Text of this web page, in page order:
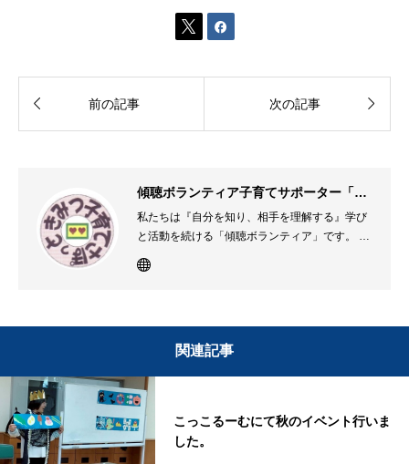
 
 前の記事 次の記事 
傾聴ボランティア子育てサポーター「さぽっと」
私たちは『自分を知り、相手を理解する』学び
と活動を続ける「傾聴ボランティア」です。 子
育てに不安や悩みを抱えている方々が安心して
その思いを語ることのできる身近な聴き役とし
関連記事
こっこるーむにて秋のイベント行いま
した。